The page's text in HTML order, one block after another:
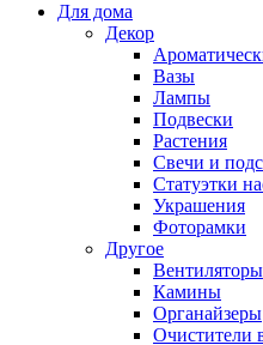
Для дома
Декор
Вазы
Лампы
Подвески
Растения
Свечи и
Статуэтки
Украшения
Фоторамки
Другое
Вентиляторы
Камины
Органайзеры
Очистители